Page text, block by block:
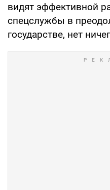
видят эффективной
спецслужбы в
государстве, нет